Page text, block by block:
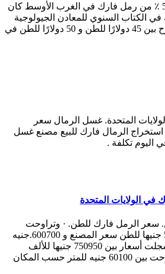
في عام 2011 ، تم إنتاج 59 ٪ من رمل فارك في الغرب الأوسط كان
الكتاب السنوي للمعادن الجيولوجية
في الولايات المتحدة يتراوح بين 45 دولارًا للطن و 50 دولارًا للطن في
المتحدة. غسل الرمال سعر
استخراج الرمال فارك للبيع مصنع غسل
الولايات المتحدة
سعر الرمل فارك للطن. · وتراوحت
أسعار الجبس بين 550650 جنيها للطن سعر المصنع و 600700.جنيه
للطن سعر المستهلك، وسجلت أسعار بين 750950 جنيها للألف
طوبة، وأسعار الرمل تراوحت بين 60100 جنيه للمتر حسب المكان